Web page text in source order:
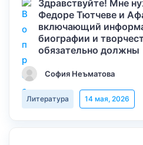
Здравствуйте! Мне
Федоре Тютчеве и
включающий
биографии и
обязательно должны
София Неъматова
Литература 14 мая, 2026